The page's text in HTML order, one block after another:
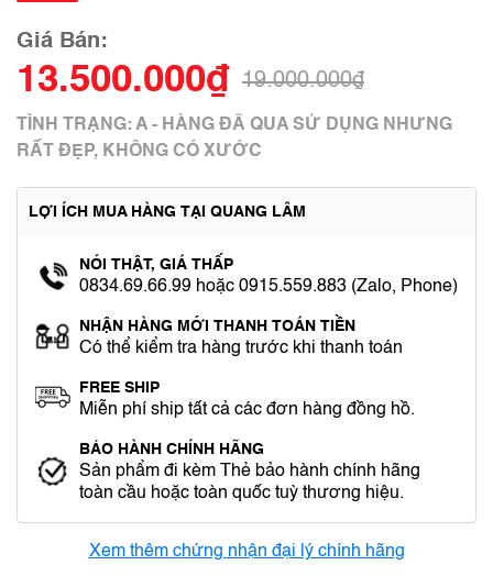
Giá Bán:
13.500.000₫ 19.000.000₫
TÌNH TRẠNG: A - HÀNG ĐÃ QUA SỬ DỤNG NHƯNG
RẤT ĐẸP, KHÔNG CÓ XƯỚC
LỢI ÍCH MUA HÀNG TẠI QUANG LÂM
NÓI THẬT, GIÁ THẤP
0834.69.66.99 hoặc 0915.559.883 (Zalo, Phone)
NHẬN HÀNG MỚI THANH TOÁN TIỀN
Có thể kiểm tra hàng trước khi thanh toán
FREE SHIP
Miễn phí ship tất cả các đơn hàng đồng hồ.
BẢO HÀNH CHÍNH HÃNG
Sản phẩm đi kèm Thẻ bảo hành chính hãng
toàn cầu hoặc toàn quốc tuỳ thương hiệu.
Xem thêm chứng nhận đại lý chính hãng